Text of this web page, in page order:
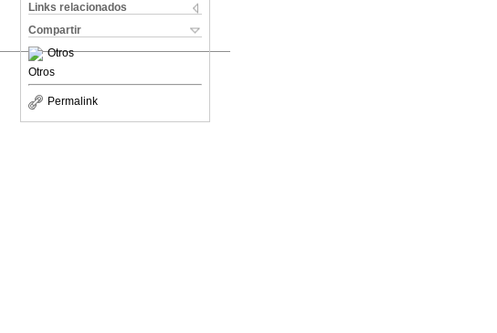
Links relacionados
Compartir
Otros
Otros
Permalink